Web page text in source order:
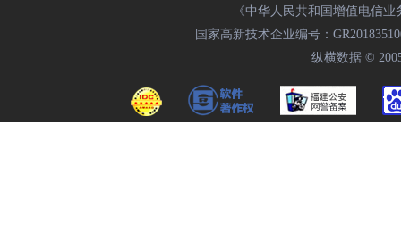
《中华人民共和国增值电信
国家高新技术企业编号：
纵横数据 ©